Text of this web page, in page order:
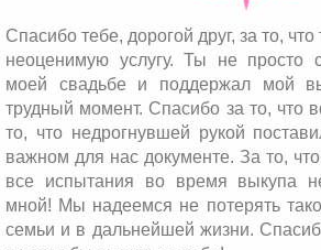
Спасибо тебе, дорогой друг, за то,
неоценимую услугу. Ты не просто
моей свадьбе и поддержал мой
трудный момент. Спасибо за то, что
то, что недрогнувшей рукой
важном для нас документе. За то,
все испытания во время выкупа
мной! Мы надеемся не потерять
семьи и в дальнейшей жизни.